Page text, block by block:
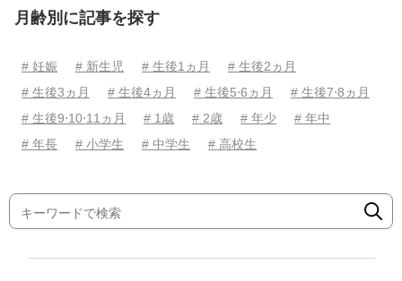
月齢別に記事を探す
# 妊娠 # 新生児 # 生後1ヵ月
# 生後2ヵ月
# 生後3ヵ月
# 生後4ヵ月 # 生後5⋅6ヵ月
# 生後7⋅8ヵ月
# 生後9⋅10⋅11ヵ月
# 1歳 # 2歳 # 年少
# 年中
# 年長
# 小学生 # 中学生 # 高校生